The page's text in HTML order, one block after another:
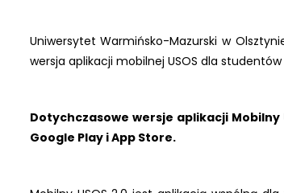
Uniwersytet Warmińsko-Mazurski w
wersja aplikacji mobilnej USOS dla
Dotychczasowe wersje aplikacji
Google Play i App Store.